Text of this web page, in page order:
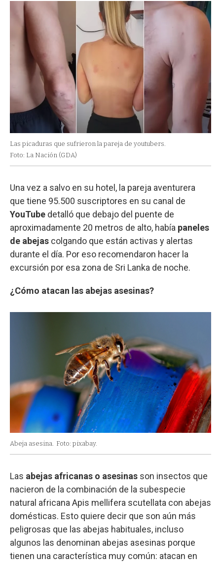
Las picaduras que sufrieron la pareja de youtubers.
Foto: La Nación (GDA)
Una vez a salvo en su hotel, la pareja aventurera
que tiene 95.500 suscriptores en su canal de
YouTube detalló que debajo del puente de
aproximadamente 20 metros de alto, había paneles
de abejas colgando que están activas y alertas
durante el día. Por eso recomendaron hacer la
excursión por esa zona de Sri Lanka de noche.
¿Cómo atacan las abejas asesinas?
Abeja asesina. Foto: pixabay.
Las abejas africanas o asesinas son insectos que
nacieron de la combinación de la subespecie
natural africana Apis mellifera scutellata con abejas
domésticas. Esto quiere decir que son aún más
peligrosas que las abejas habituales, incluso
algunos las denominan abejas asesinas porque
tienen una característica muy común: atacan en